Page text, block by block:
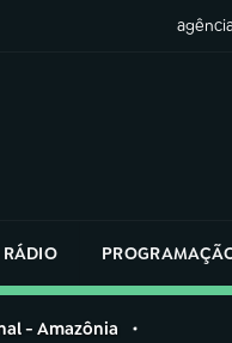
- Amazônia